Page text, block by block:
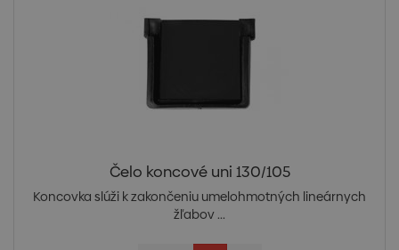
Čelo koncové uni 130/105
Koncovka slúži k zakončeniu umelohmotných lineárnych
žľabov ...